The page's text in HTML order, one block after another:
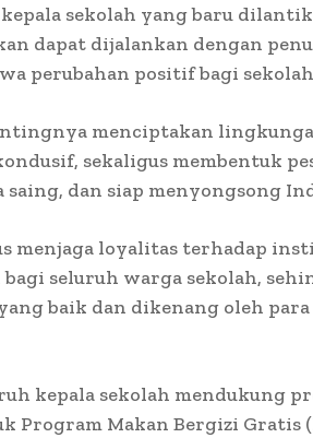
sekolah yang baru
dapat dijalankan dengan
perubahan positif bagi
menciptakan
sekaligus membentuk
dan siap menyongsong
menjaga loyalitas terhadap
seluruh warga sekolah,
baik dan dikenang oleh para
kepala sekolah mendukung
Program Makan Bergizi Gratis